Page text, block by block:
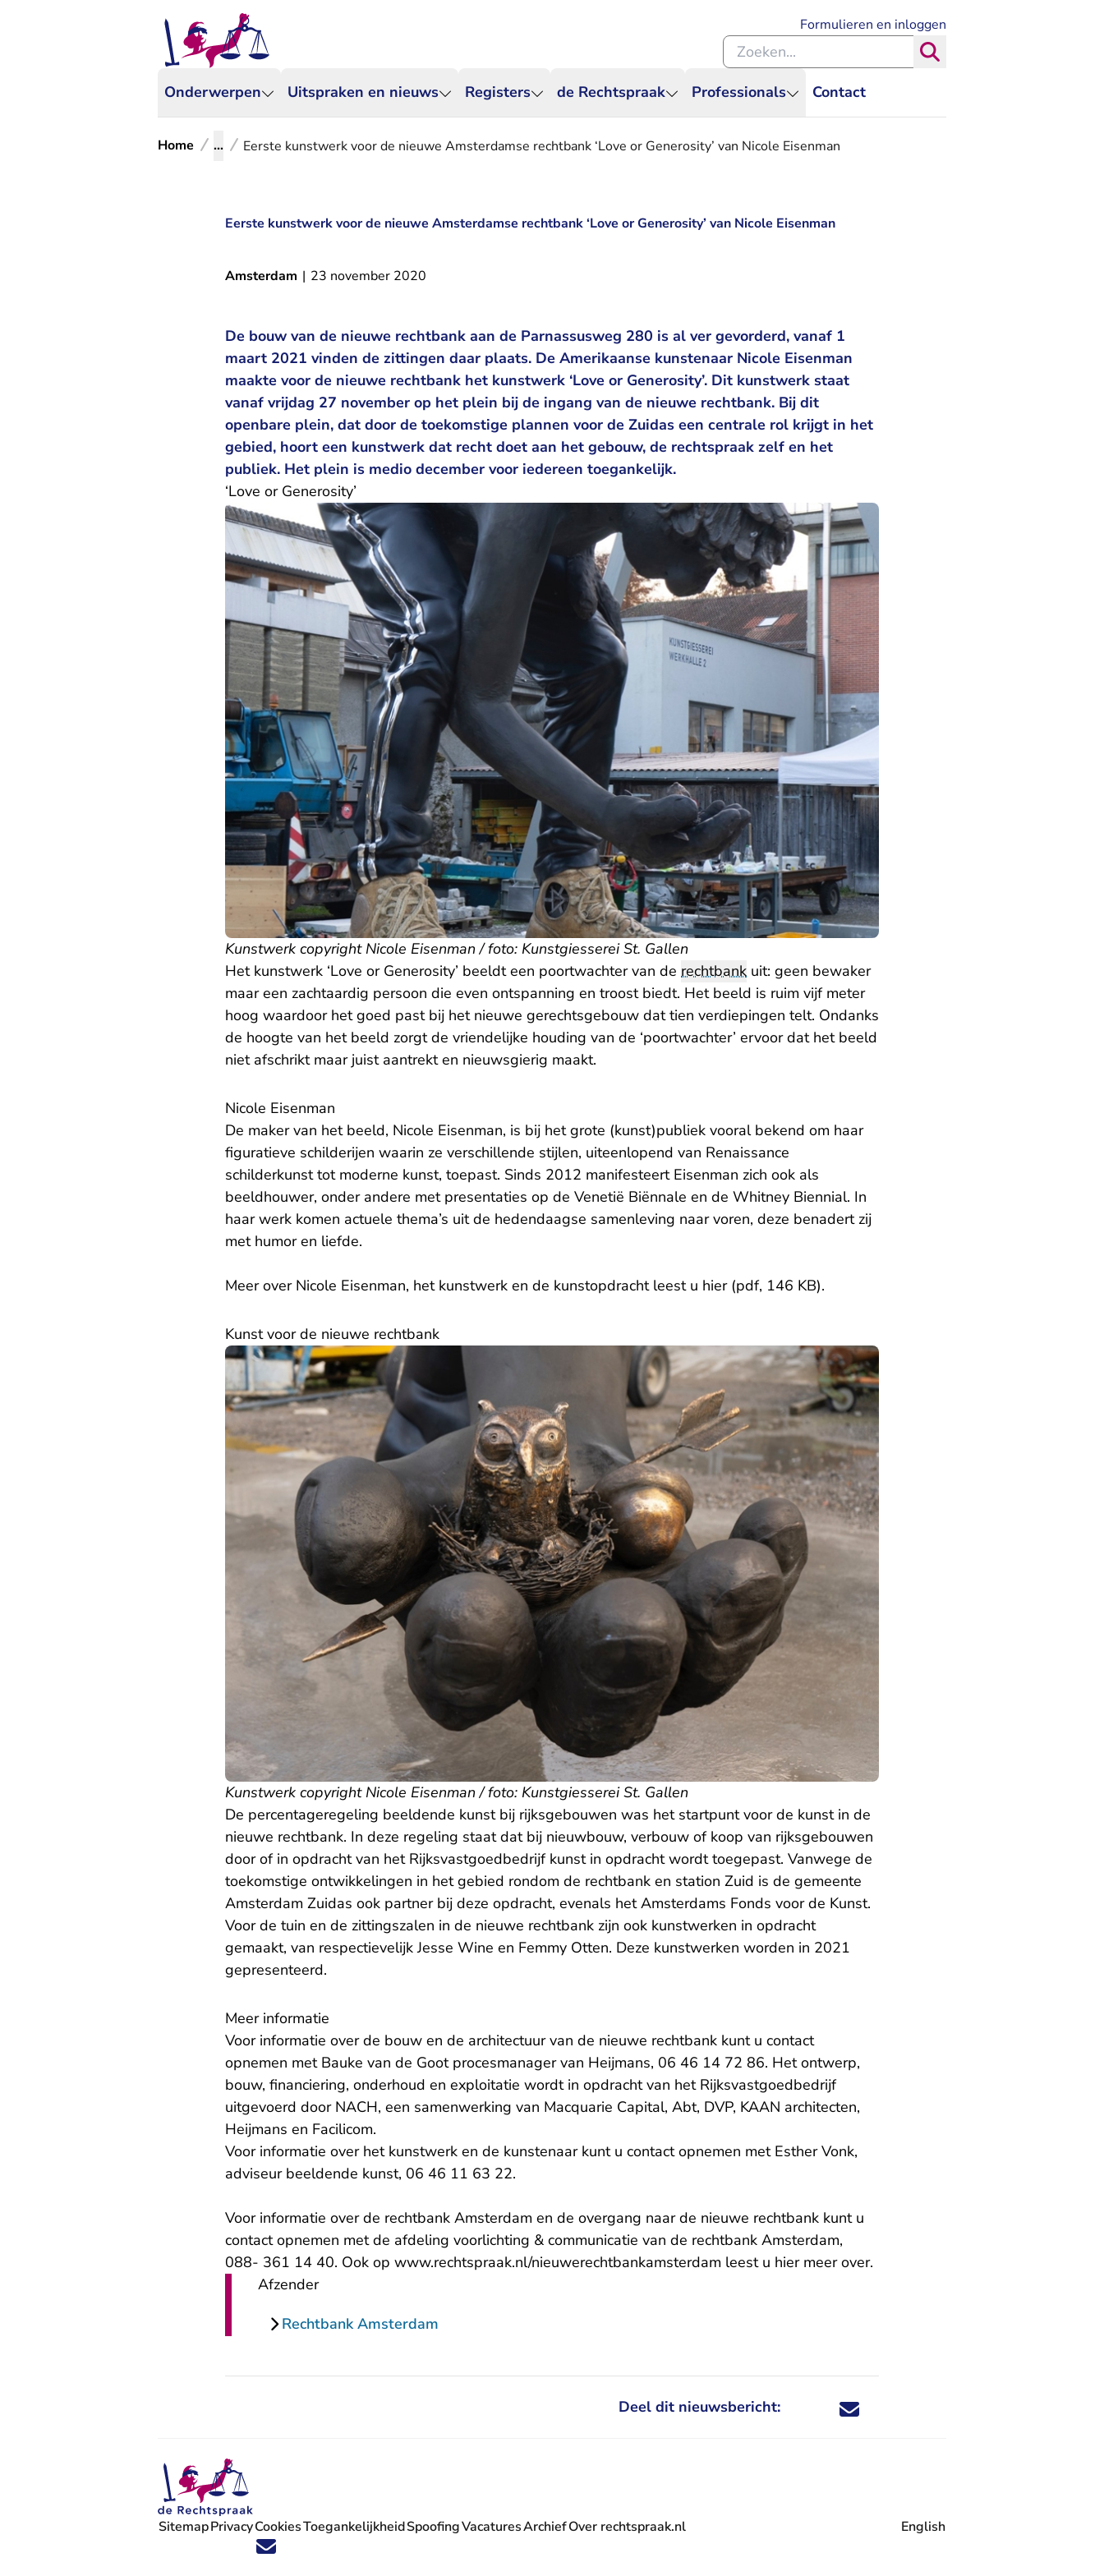
Onderwerpen Uitspraken en nieuws Registers de Rechtspraak Professionals Contact
Formulieren en inloggen
Zoeken binnen de Rechtspraak
Home ... Eerste kunstwerk voor de nieuwe Amsterdamse rechtbank ‘Love or Generosity’ van Nicole Eisenman
Eerste kunstwerk voor de nieuwe Amsterdamse rechtbank ‘Love or Generosity’ van Nicole Eisenman
Amsterdam | 23 november 2020
De bouw van de nieuwe rechtbank aan de Parnassusweg 280 is al ver gevorderd, vanaf 1
maart 2021 vinden de zittingen daar plaats. De Amerikaanse kunstenaar Nicole Eisenman
maakte voor de nieuwe rechtbank het kunstwerk ‘Love or Generosity’. Dit kunstwerk staat
vanaf vrijdag 27 november op het plein bij de ingang van de nieuwe rechtbank. Bij dit
openbare plein, dat door de toekomstige plannen voor de Zuidas een centrale rol krijgt in het
gebied, hoort een kunstwerk dat recht doet aan het gebouw, de rechtspraak zelf en het
publiek. Het plein is medio december voor iedereen toegankelijk.
​‘Love or Generosity’
Kunstwerk copyright Nicole Eisenman / foto: Kunstgiesserei St. Gallen
Het kunstwerk ‘Love or Generosity’ beeldt een poortwachter van de rechtbank uit: geen bewaker
maar een zachtaardig persoon die even ontspanning en troost biedt. Het beeld is ruim vijf meter
hoog waardoor het goed past bij het nieuwe gerechtsgebouw dat tien verdiepingen telt. Ondanks
de hoogte van het beeld zorgt de vriendelijke houding van de ‘poortwachter’ ervoor dat het beeld
niet afschrikt maar juist aantrekt en nieuwsgierig maakt.
Nicole Eisenman
De maker van het beeld, Nicole Eisenman, is bij het grote (kunst)publiek vooral bekend om haar
figuratieve schilderijen waarin ze verschillende stijlen, uiteenlopend van Renaissance
schilderkunst tot moderne kunst, toepast. Sinds 2012 manifesteert Eisenman zich ook als
beeldhouwer, onder andere met presentaties op de Venetië Biënnale en de Whitney Biennial. In
haar werk komen actuele thema’s uit de hedendaagse samenleving naar voren, deze benadert zij
met humor en liefde.
Meer over Nicole Eisenman, het kunstwerk en de kunstopdracht leest u hier (pdf, 146 KB).
Kunst voor de nieuwe rechtbank
Kunstwerk copyright Nicole Eisenman / foto: Kunstgiesserei St. Gallen
De percentageregeling beeldende kunst bij rijksgebouwen was het startpunt voor de kunst in de
nieuwe rechtbank. In deze regeling staat dat bij nieuwbouw, verbouw of koop van rijksgebouwen
door of in opdracht van het Rijksvastgoedbedrijf kunst in opdracht wordt toegepast. Vanwege de
toekomstige ontwikkelingen in het gebied rondom de rechtbank en station Zuid is de gemeente
Amsterdam Zuidas ook partner bij deze opdracht, evenals het Amsterdams Fonds voor de Kunst.
Voor de tuin en de zittingszalen in de nieuwe rechtbank zijn ook kunstwerken in opdracht
gemaakt, van respectievelijk Jesse Wine en Femmy Otten. Deze kunstwerken worden in 2021
gepresenteerd.
Meer informatie
Voor informatie over de bouw en de architectuur van de nieuwe rechtbank kunt u contact
opnemen met Bauke van de Goot procesmanager van Heijmans, 06 46 14 72 86. Het ontwerp,
bouw, financiering, onderhoud en exploitatie wordt in opdracht van het Rijksvastgoedbedrijf
uitgevoerd door NACH, een samenwerking van Macquarie Capital, Abt, DVP, KAAN architecten,
Heijmans en Facilicom.
Voor informatie over het kunstwerk en de kunstenaar kunt u contact opnemen met Esther Vonk,
adviseur beeldende kunst, 06 46 11 63 22.
Voor informatie over de rechtbank Amsterdam en de overgang naar de nieuwe rechtbank kunt u
contact opnemen met de afdeling voorlichting & communicatie van de rechtbank Amsterdam,
088- 361 14 40. Ook op www.rechtspraak.nl/nieuwerechtbankamsterdam leest u hier meer over.
Afzender
Rechtbank Amsterdam
Deel dit nieuwsbericht: Deel dit nieuwsbericht via X - U verlaat
Deel dit nieuwsbericht via Facebook - U
Deel dit nieuwsbericht via e-mail
Deel dit nieuwsbericht via LinkedIn - U
Volg ons op X (Twitter) - U verlaat Rechtspraak.nl
Volg ons op Facebook - U verlaat Rechtspraak.nl
Volg ons op Instagram - U verlaat Rechtspraak.nl
Volg ons op Youtube - U verlaat Rechtspraak.nl
Volg ons op LinkedIn - U verlaat Rechtspraak.nl
'Blijf op de hoogte' nieuwsbrief - U verlaat Rechtspraak.nl
SitemapPrivacyCookiesToegankelijkheidSpoofingVacatures
- U verlaat Rechtspraak.nl
ArchiefOver rechtspraak.nl English